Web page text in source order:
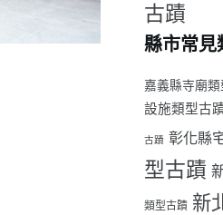
古蹟
縣市常見
嘉義縣寺廟
設施類型古
古蹟 彰化縣
型古蹟
類型古蹟 新